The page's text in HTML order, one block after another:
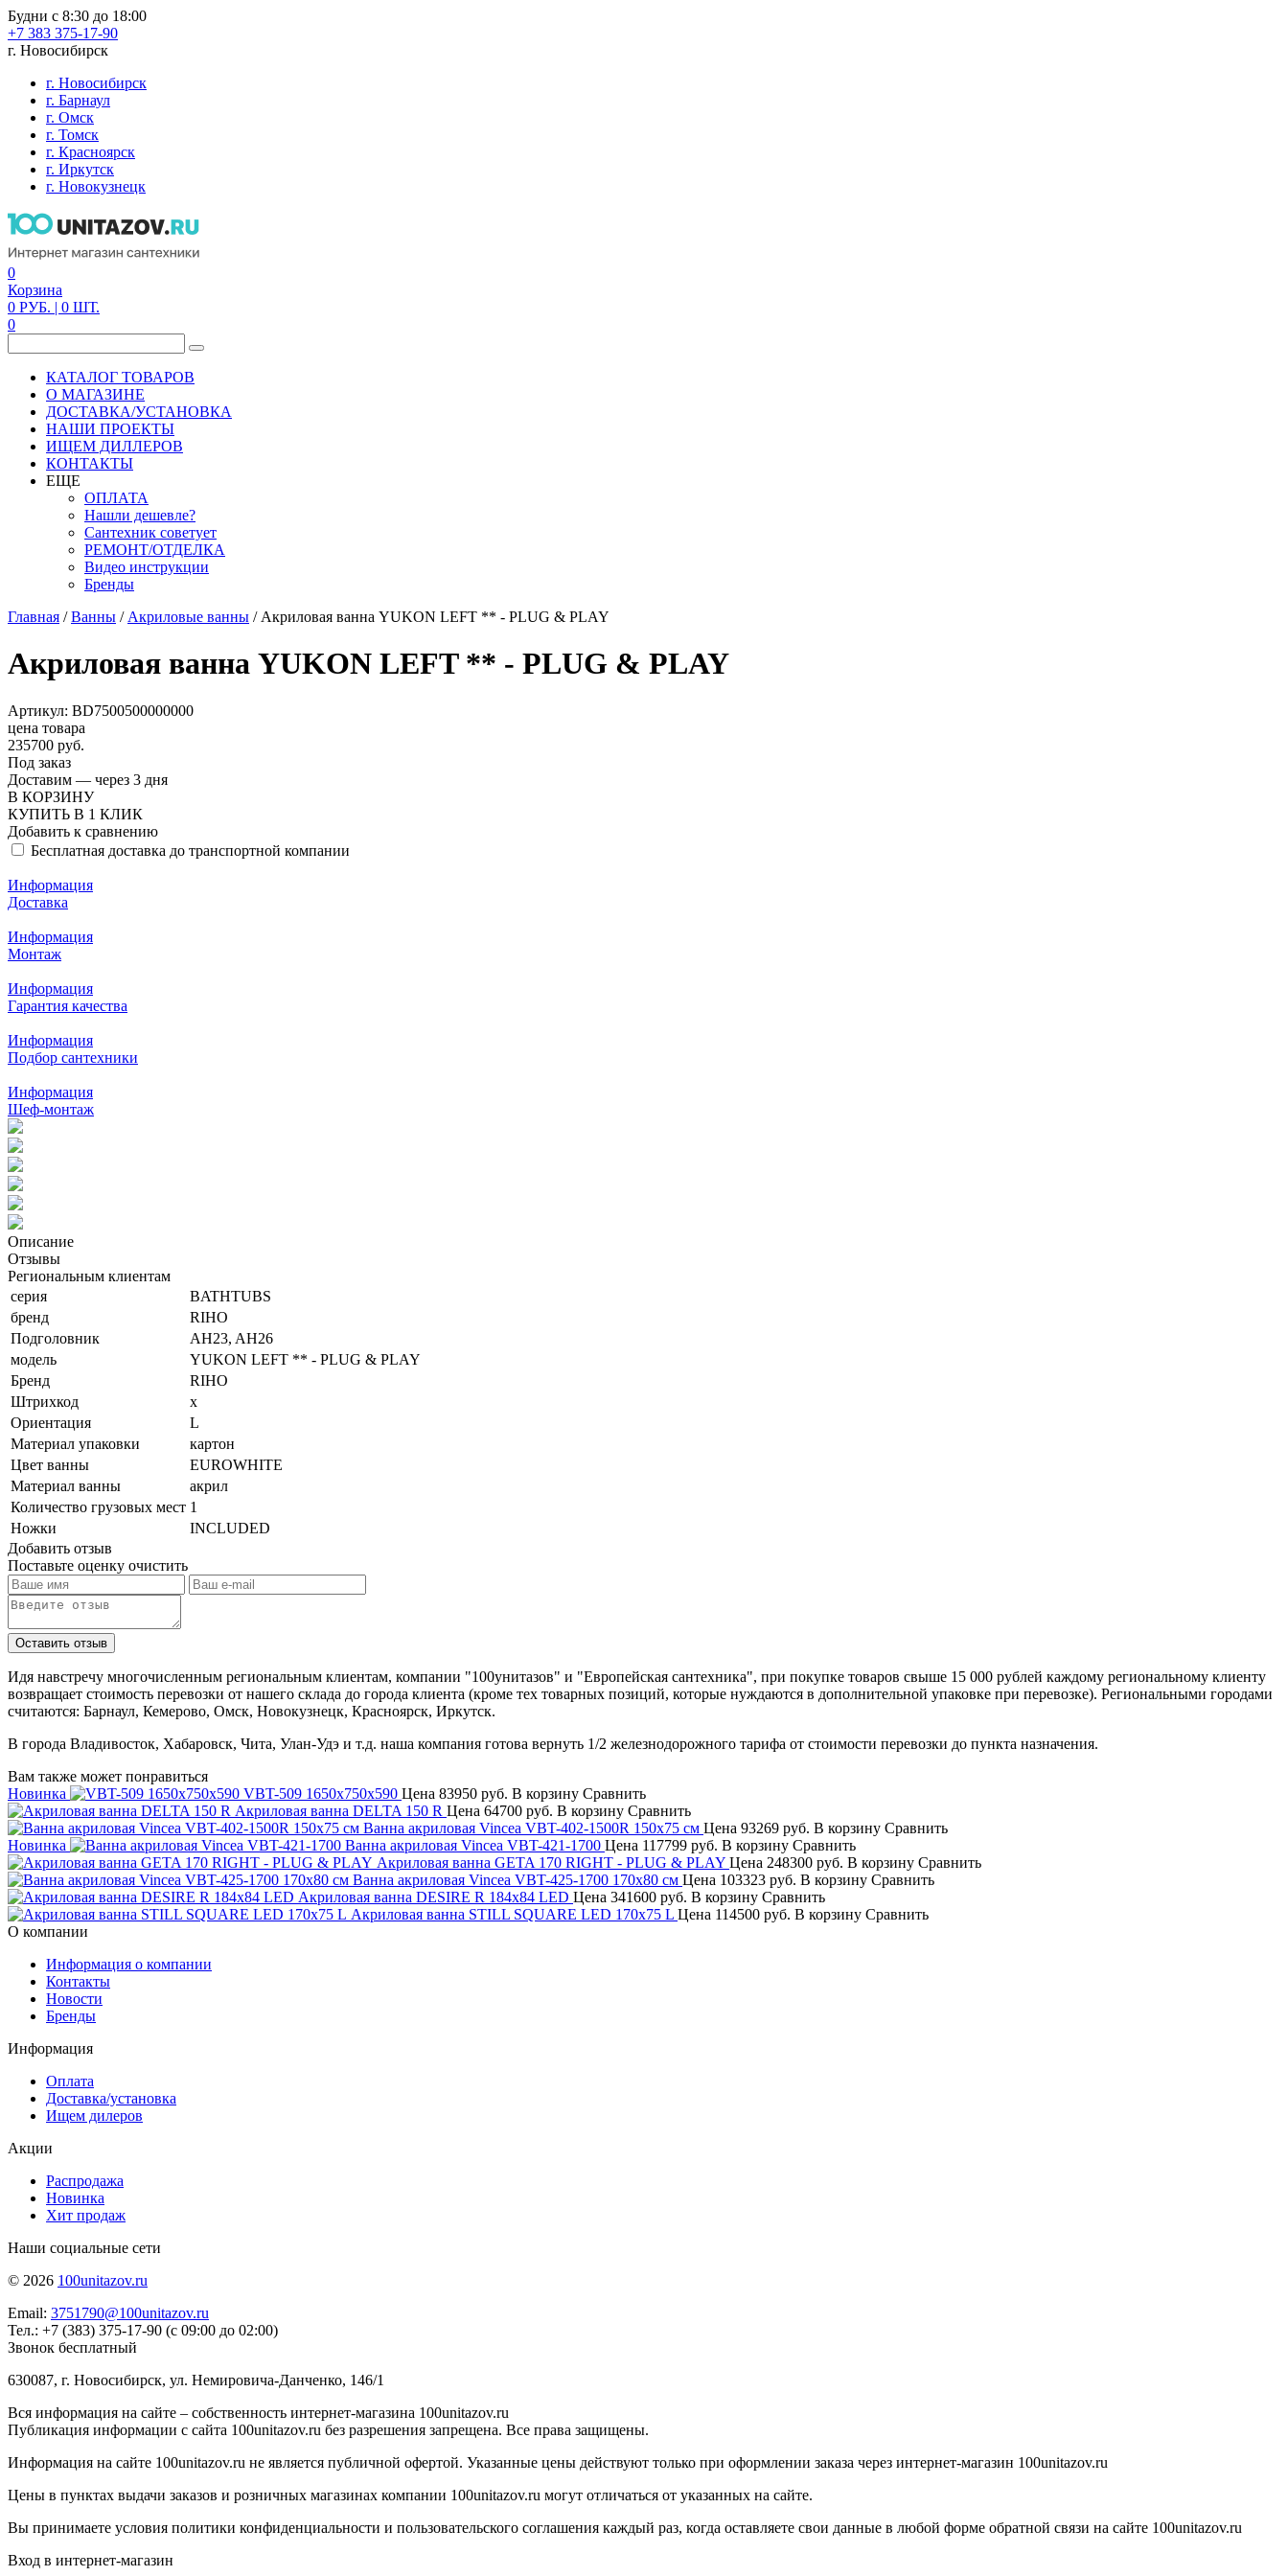
Будни с 8:30 до 18:00
+7 383 375-17-90
г. Новосибирск
г. Новосибирск
г. Барнаул
г. Омск
г. Томск
г. Красноярск
г. Иркутск
г. Новокузнецк
0
Корзина
0 РУБ. | 0 ШТ.
0
КАТАЛОГ ТОВАРОВ
О МАГАЗИНЕ
ДОСТАВКА/УСТАНОВКА
НАШИ ПРОЕКТЫ
ИЩЕМ ДИЛЛЕРОВ
КОНТАКТЫ
ЕЩЕ
ОПЛАТА
Нашли дешевле?
Сантехник советует
РЕМОНТ/ОТДЕЛКА
Видео инструкции
Бренды
Главная /Ванны / Акриловые ванны / Акриловая ванна YUKON LEFT ** - PLUG & PLAY
Акриловая ванна YUKON LEFT ** - PLUG & PLAY
Артикул: BD7500500000000
цена товара
235700 руб.
Под заказ
Доставим — через 3 дня
В КОРЗИНУ
КУПИТЬ В 1 КЛИК
Добавить к сравнению
Бесплатная доставка до транспортной компании
Информация
Доставка
Информация
Монтаж
Информация
Гарантия качества
Информация
Подбор сантехники
Информация
Шеф-монтаж
Описание
Отзывы
Региональным клиентам
серия
BATHTUBS
бренд
RIHO
Подголовник
AH23, AH26
модель
YUKON LEFT ** - PLUG & PLAY
Бренд
RIHO
Штрихкод
х
Ориентация
L
Материал упаковки
картон
Цвет ванны
EUROWHITE
Материал ванны
акрил
Количество грузовых мест 1
Ножки
INCLUDED
Добавить отзыв
Поставьте оценку очистить
Идя навстречу многочисленным региональным клиентам, компании "100унитазов" и "Европейская сантехника", при покупке товаров свыше 15 000 рублей каждому региональному клиенту
возвращает стоимость перевозки от нашего склада до города клиента (кроме тех товарных позиций, которые нуждаются в дополнительной упаковке при перевозке). Региональными городами
считаются: Барнаул, Кемерово, Омск, Новокузнецк, Красноярск, Иркутск.
В города Владивосток, Хабаровск, Чита, Улан-Удэ и т.д. наша компания готова вернуть 1/2 железнодорожного тарифа от стоимости перевозки до пункта назначения.
Вам также может понравиться
Новинка
VBT-509 1650х750х590 Цена 83950 руб. В корзину Сравнить
Акриловая ванна DELTA 150 R Цена 64700 руб. В корзину Сравнить
Ванна акриловая Vincea VBT-402-1500R 150x75 см Цена 93269 руб. В корзину Сравнить
Новинка
Ванна акриловая Vincea VBT-421-1700 Цена 117799 руб. В корзину Сравнить
Акриловая ванна GETA 170 RIGHT - PLUG & PLAY Цена 248300 руб. В корзину Сравнить
Ванна акриловая Vincea VBT-425-1700 170x80 см Цена 103323 руб. В корзину Сравнить
Акриловая ванна DESIRE R 184x84 LED Цена 341600 руб. В корзину Сравнить
Акриловая ванна STILL SQUARE LED 170x75 L Цена 114500 руб. В корзину Сравнить
О компании
Информация о компании
Контакты
Новости
Бренды
Информация
Оплата
Доставка/установка
Ищем дилеров
Акции
Распродажа
Новинка
Хит продаж
Наши социальные сети
© 2026 100unitazov.ru
Email: 3751790@100unitazov.ru
Тел.: +7 (383) 375-17-90 (с 09:00 до 02:00)
Звонок бесплатный
630087, г. Новосибирск, ул. Немировича-Данченко, 146/1
Вся информация на сайте – собственность интернет-магазина 100unitazov.ru
Публикация информации с сайта 100unitazov.ru без разрешения запрещена. Все права защищены.
Информация на сайте 100unitazov.ru не является публичной офертой. Указанные цены действуют только при оформлении заказа через интернет-магазин 100unitazov.ru
Цены в пунктах выдачи заказов и розничных магазинах компании 100unitazov.ru могут отличаться от указанных на сайте.
Вы принимаете условия политики конфиденциальности и пользовательского соглашения каждый раз, когда оставляете свои данные в любой форме обратной связи на сайте 100unitazov.ru
Вход в интернет-магазин